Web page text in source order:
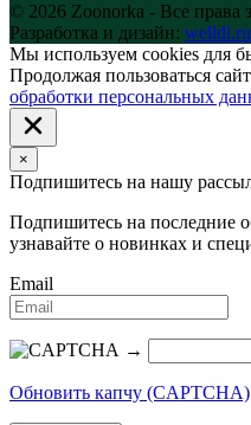
© 2026 Zoonorka - Все права
Разработка и дизайн: welldi.ru
Мы используем cookies для
Продолжая пользоваться
обработки персональных
×
Подпишитесь на нашу
Подпишитесь на последние
узнавайте о новинках и
Email
→
Обновить капчу (CAPTCHA)